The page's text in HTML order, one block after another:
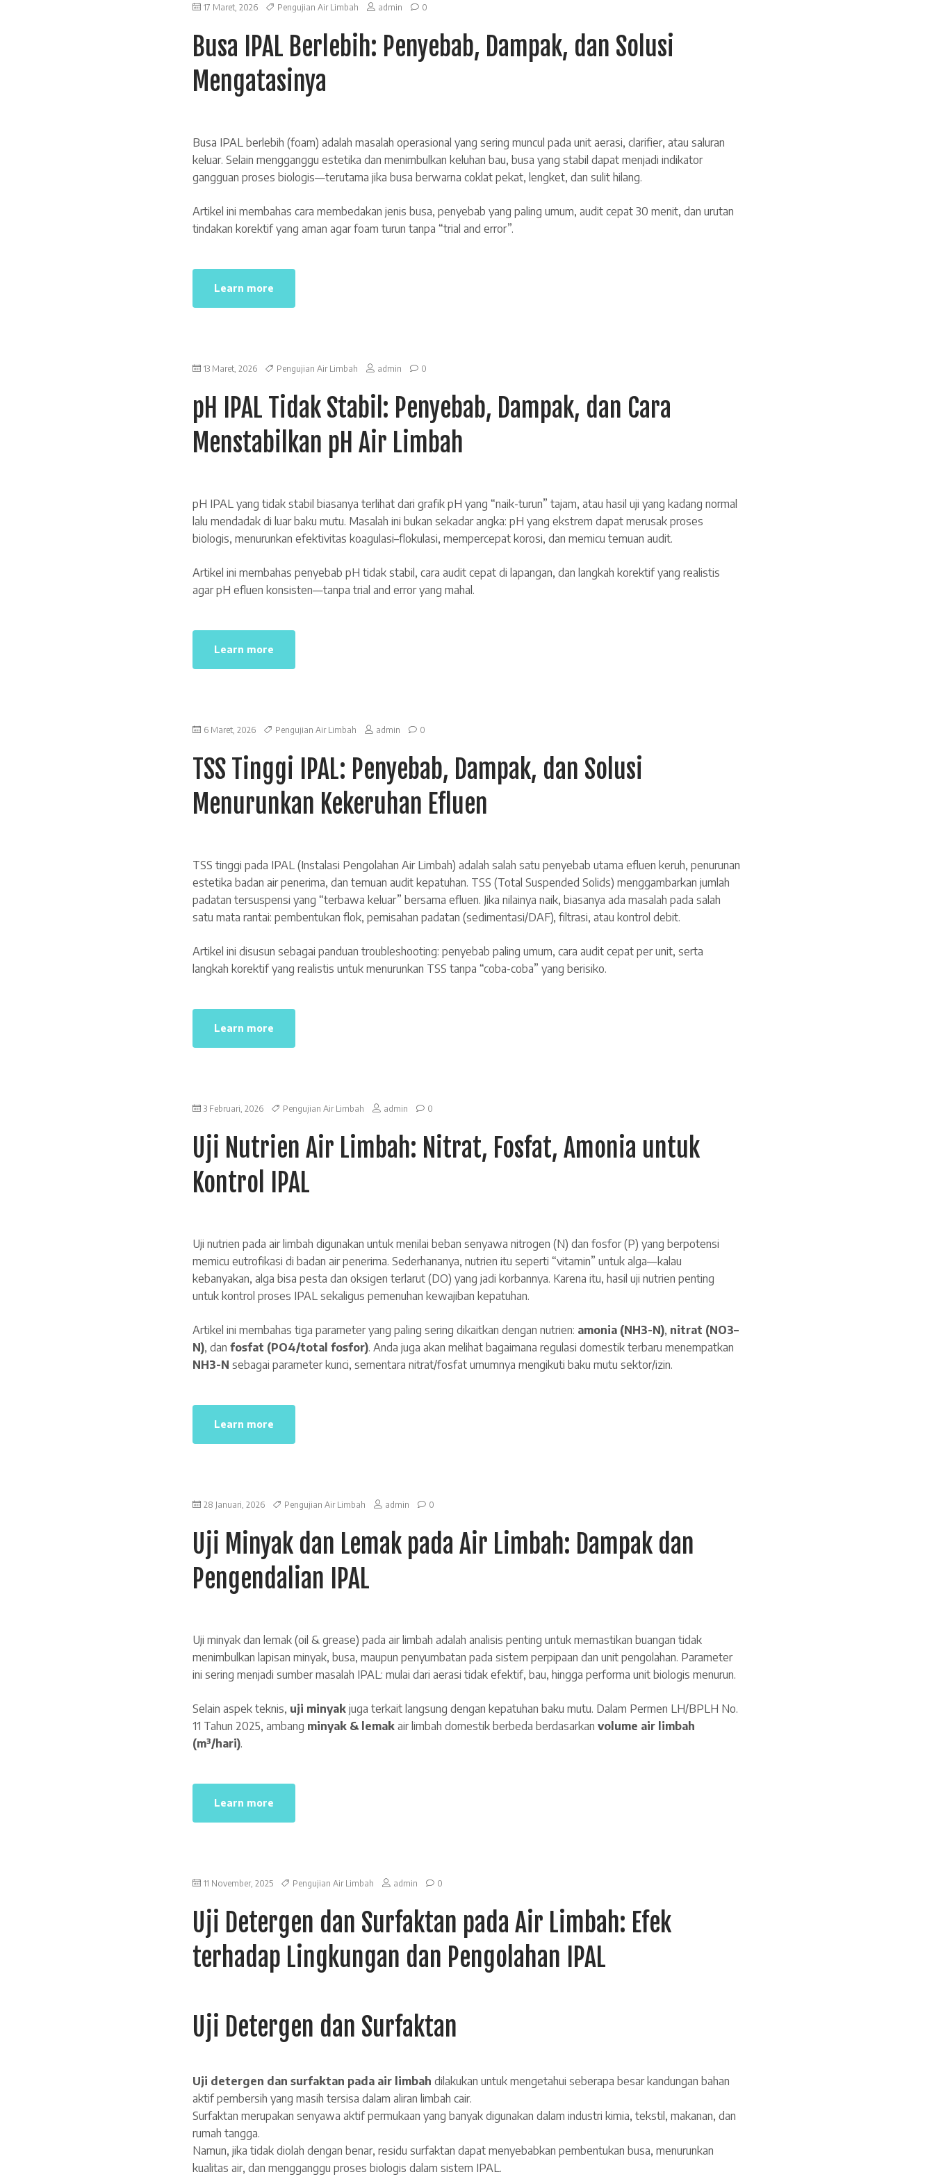
17 Maret, 2026 Pengujian Air Limbah admin 0
Busa IPAL Berlebih: Penyebab, Dampak, dan Solusi
Mengatasinya
Busa IPAL berlebih (foam) adalah masalah operasional yang sering muncul pada unit aerasi, clarifier, atau saluran
keluar. Selain mengganggu estetika dan menimbulkan keluhan bau, busa yang stabil dapat menjadi indikator
gangguan proses biologis—terutama jika busa berwarna coklat pekat, lengket, dan sulit hilang.
Artikel ini membahas cara membedakan jenis busa, penyebab yang paling umum, audit cepat 30 menit, dan urutan
tindakan korektif yang aman agar foam turun tanpa “trial and error”.
Learn more
13 Maret, 2026 Pengujian Air Limbah admin 0
pH IPAL Tidak Stabil: Penyebab, Dampak, dan Cara
Menstabilkan pH Air Limbah
pH IPAL yang tidak stabil biasanya terlihat dari grafik pH yang “naik-turun” tajam, atau hasil uji yang kadang normal
lalu mendadak di luar baku mutu. Masalah ini bukan sekadar angka: pH yang ekstrem dapat merusak proses
biologis, menurunkan efektivitas koagulasi–flokulasi, mempercepat korosi, dan memicu temuan audit.
Artikel ini membahas penyebab pH tidak stabil, cara audit cepat di lapangan, dan langkah korektif yang realistis
agar pH efluen konsisten—tanpa trial and error yang mahal.
Learn more
6 Maret, 2026 Pengujian Air Limbah admin 0
TSS Tinggi IPAL: Penyebab, Dampak, dan Solusi
Menurunkan Kekeruhan Efluen
TSS tinggi pada IPAL (Instalasi Pengolahan Air Limbah) adalah salah satu penyebab utama efluen keruh, penurunan
estetika badan air penerima, dan temuan audit kepatuhan. TSS (Total Suspended Solids) menggambarkan jumlah
padatan tersuspensi yang “terbawa keluar” bersama efluen. Jika nilainya naik, biasanya ada masalah pada salah
satu mata rantai: pembentukan flok, pemisahan padatan (sedimentasi/DAF), filtrasi, atau kontrol debit.
Artikel ini disusun sebagai panduan troubleshooting: penyebab paling umum, cara audit cepat per unit, serta
langkah korektif yang realistis untuk menurunkan TSS tanpa “coba-coba” yang berisiko.
Learn more
3 Februari, 2026 Pengujian Air Limbah admin 0
Uji Nutrien Air Limbah: Nitrat, Fosfat, Amonia untuk
Kontrol IPAL
Uji nutrien pada air limbah digunakan untuk menilai beban senyawa nitrogen (N) dan fosfor (P) yang berpotensi
memicu eutrofikasi di badan air penerima. Sederhananya, nutrien itu seperti “vitamin” untuk alga—kalau
kebanyakan, alga bisa pesta dan oksigen terlarut (DO) yang jadi korbannya. Karena itu, hasil uji nutrien penting
untuk kontrol proses IPAL sekaligus pemenuhan kewajiban kepatuhan.
Artikel ini membahas tiga parameter yang paling sering dikaitkan dengan nutrien: amonia (NH3-N), nitrat (NO3–
N), dan fosfat (PO4/total fosfor). Anda juga akan melihat bagaimana regulasi domestik terbaru menempatkan
NH3-N sebagai parameter kunci, sementara nitrat/fosfat umumnya mengikuti baku mutu sektor/izin.
Learn more
28 Januari, 2026 Pengujian Air Limbah admin 0
Uji Minyak dan Lemak pada Air Limbah: Dampak dan
Pengendalian IPAL
Uji minyak dan lemak (oil & grease) pada air limbah adalah analisis penting untuk memastikan buangan tidak
menimbulkan lapisan minyak, busa, maupun penyumbatan pada sistem perpipaan dan unit pengolahan. Parameter
ini sering menjadi sumber masalah IPAL: mulai dari aerasi tidak efektif, bau, hingga performa unit biologis menurun.
Selain aspek teknis, uji minyak juga terkait langsung dengan kepatuhan baku mutu. Dalam Permen LH/BPLH No.
11 Tahun 2025, ambang minyak & lemak air limbah domestik berbeda berdasarkan volume air limbah
(m³/hari).
Learn more
11 November, 2025 Pengujian Air Limbah admin 0
Uji Detergen dan Surfaktan pada Air Limbah: Efek
terhadap Lingkungan dan Pengolahan IPAL
Uji Detergen dan Surfaktan
Uji detergen dan surfaktan pada air limbah dilakukan untuk mengetahui seberapa besar kandungan bahan
aktif pembersih yang masih tersisa dalam aliran limbah cair.
Surfaktan merupakan senyawa aktif permukaan yang banyak digunakan dalam industri kimia, tekstil, makanan, dan
rumah tangga.
Namun, jika tidak diolah dengan benar, residu surfaktan dapat menyebabkan pembentukan busa, menurunkan
kualitas air, dan mengganggu proses biologis dalam sistem IPAL.